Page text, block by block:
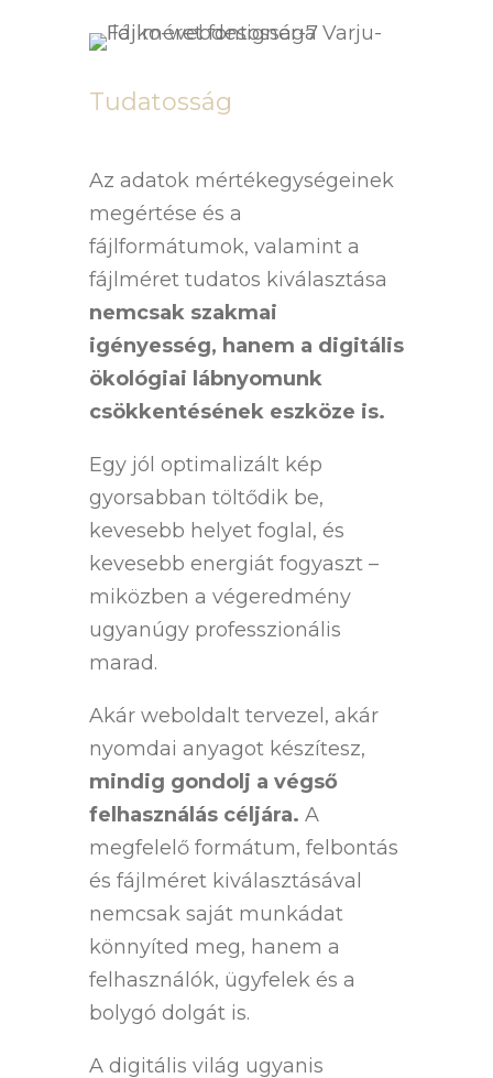
Tudatosság
Az adatok mértékegységeinek
megértése és a
fájlformátumok, valamint a
fájlméret tudatos kiválasztása
nemcsak szakmai
igényesség, hanem a digitális
ökológiai lábnyomunk
csökkentésének eszköze is.
Egy jól optimalizált kép
gyorsabban töltődik be,
kevesebb helyet foglal, és
kevesebb energiát fogyaszt –
miközben a végeredmény
ugyanúgy professzionális
marad.
Akár weboldalt tervezel, akár
nyomdai anyagot készítesz,
mindig gondolj a végső
felhasználás céljára. A
megfelelő formátum, felbontás
és fájlméret kiválasztásával
nemcsak saját munkádat
könnyíted meg, hanem a
felhasználók, ügyfelek és a
bolygó dolgát is.
A digitális világ ugyanis